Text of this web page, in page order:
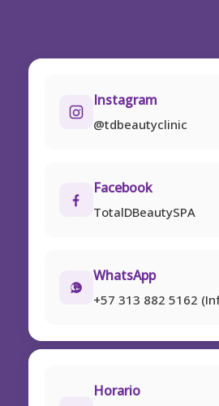
Instagram
@tdbeautyclinic
Facebook
TotalDBeautySPA
WhatsApp
+57 313 882 5162
Horario